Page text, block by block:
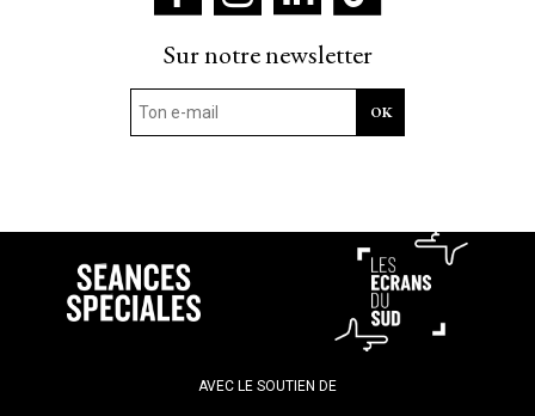
Sur notre newsletter
AVEC LE SOUTIEN DE